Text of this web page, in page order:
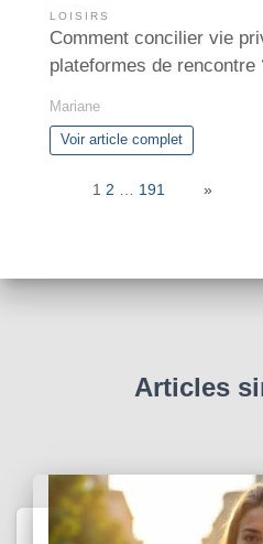
LOISIRS
Comment concilier vie
plateformes de rencontre
Mariane
Voir article complet
1 2 191 »
Articles